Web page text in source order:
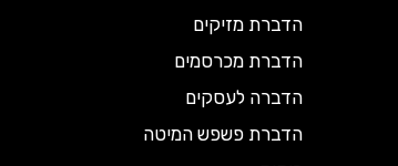
הדברת מזיקים
הדברת מכרסמים
הדברה לעסקים
הדברת פשפש המיטה